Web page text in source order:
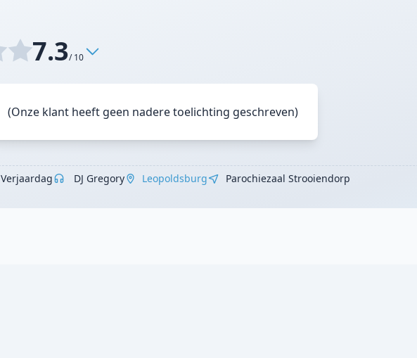
7.3/ 10
(Onze klant heeft geen nadere toelichting geschreven)
Verjaardag DJ Gregory Leopoldsburg Parochiezaal Strooiendorp